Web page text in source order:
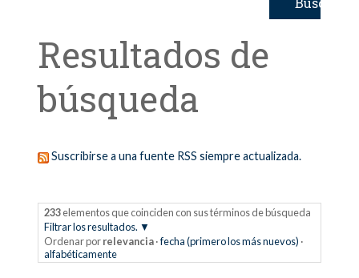
Resultados de
búsqueda
Suscribirse a una fuente RSS siempre actualizada.
233elementos que coinciden con sus términos de búsqueda
Filtrar los resultados.
Ordenar por relevancia ·fecha (primero los más nuevos) ·
alfabéticamente